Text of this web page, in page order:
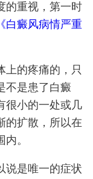
的重视，第一时
白癜风病情严重
的疼痛的，只
不是患了白癜
很小的一处或几
的扩散，所以在
。
是唯一的症状